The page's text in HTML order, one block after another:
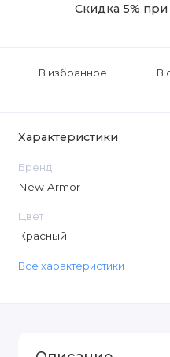
Скидка 5% при
В избранное В
Характеристики
Бренд
New Armor
Цвет
Красный
Все характеристики